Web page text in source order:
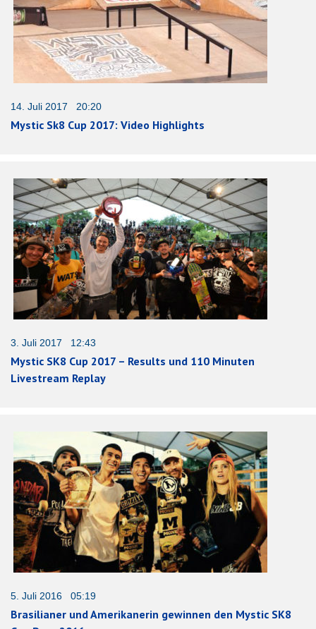
14. Juli 2017 20:20
Mystic Sk8 Cup 2017: Video Highlights
3. Juli 2017 12:43
Mystic SK8 Cup 2017 – Results und 110 Minuten
Livestream Replay
5. Juli 2016 05:19
Brasilianer und Amerikanerin gewinnen den Mystic SK8